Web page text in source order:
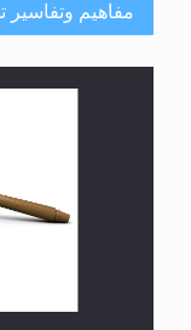
هل تعتبر
والأظافر
مفاهيم وتفاسير